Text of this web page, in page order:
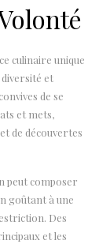
culinaire unique
et
de se
et mets,
de découvertes
peut composer
goûtant à une
Des
et les